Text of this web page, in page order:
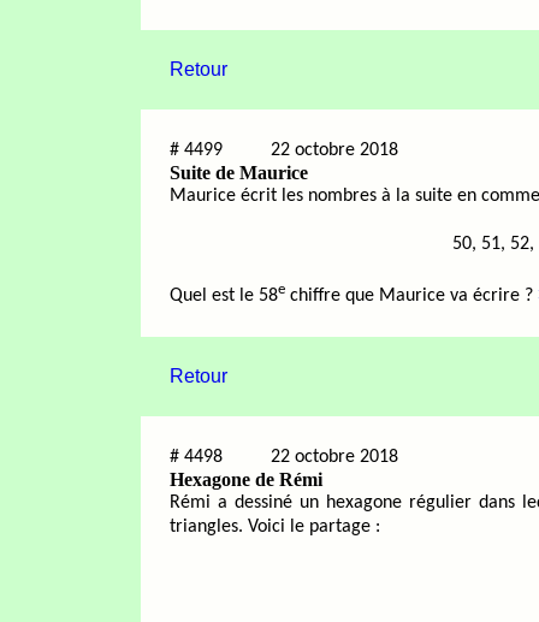
Retour
# 4499 22 octobre 2018
Suite de Maurice
Maurice écrit les nombres à la suite en
50, 51,
Quel est le 58e chiffre que Maurice va écrire ?
Retour
# 4498 22 octobre 2018
Hexagone de Rémi
Rémi a dessiné un hexagone régulier dans
triangles. Voici le partage :